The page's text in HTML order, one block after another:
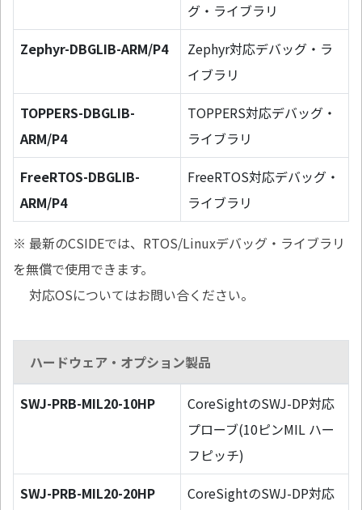
グ・ライブラリ
Zephyr-DBGLIB-ARM/P4
Zephyr対応デバッグ・ラ
イブラリ
TOPPERS-DBGLIB-
ARM/P4
TOPPERS対応デバッグ・
ライブラリ
FreeRTOS-DBGLIB-
ARM/P4
FreeRTOS対応デバッグ・
ライブラリ
※ 最新のCSIDEでは、RTOS/Linuxデバッグ・ライブラリ
を無償で使用できます。
対応OSについてはお問い合ください。
ハードウェア・オプション製品
SWJ-PRB-MIL20-10HP
CoreSightのSWJ-DP対応
プローブ(10ピンMIL ハー
フピッチ)
SWJ-PRB-MIL20-20HP
CoreSightのSWJ-DP対応